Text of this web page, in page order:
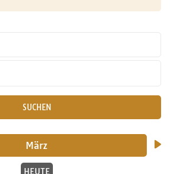
SUCHEN
März
HEUTE